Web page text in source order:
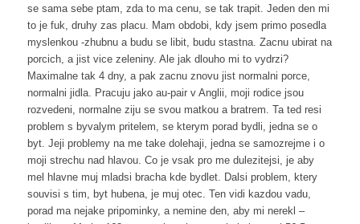
se sama sebe ptam, zda to ma cenu, se tak trapit. Jeden den mi
to je fuk, druhy zas placu. Mam obdobi, kdy jsem primo posedla
myslenkou -zhubnu a budu se libit, budu stastna. Zacnu ubirat na
porcich, a jist vice zeleniny. Ale jak dlouho mi to vydrzi?
Maximalne tak 4 dny, a pak zacnu znovu jist normalni porce,
normalni jidla. Pracuju jako au-pair v Anglii, moji rodice jsou
rozvedeni, normalne ziju se svou matkou a bratrem. Ta ted resi
problem s byvalym pritelem, se kterym porad bydli, jedna se o
byt. Jeji problemy na me take dolehaji, jedna se samozrejme i o
moji strechu nad hlavou. Co je vsak pro me dulezitejsi, je aby
mel hlavne muj mladsi bracha kde bydlet. Dalsi problem, ktery
souvisi s tim, byt hubena, je muj otec. Ten vidi kazdou vadu,
porad ma nejake pripominky, a nemine den, aby mi nerekl –